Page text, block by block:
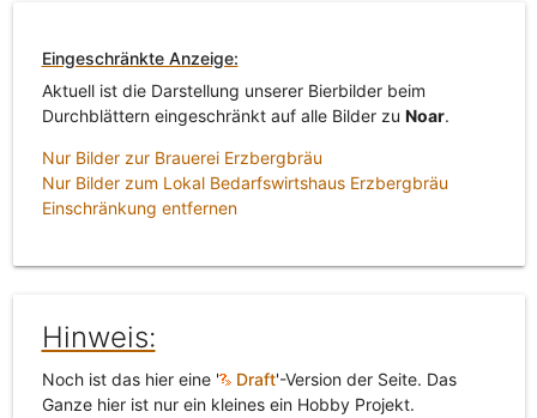
Eingeschränkte Anzeige:
Aktuell ist die Darstellung unserer Bierbilder beim
Durchblättern eingeschränkt auf alle Bilder zu Noar.
Nur Bilder zur Brauerei Erzbergbräu
Nur Bilder zum Lokal Bedarfswirtshaus Erzbergbräu
Einschränkung entfernen
Hinweis:
Noch ist das hier eine ' Draft'-Version der Seite. Das
Ganze hier ist nur ein kleines ein Hobby Projekt.